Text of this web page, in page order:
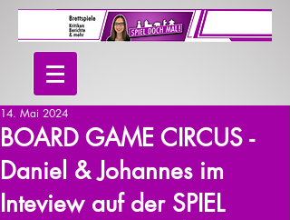
BOARD GAME CIRCUS -
Daniel & Johannes im
Inteview auf der SPIEL
14. Mai 2024